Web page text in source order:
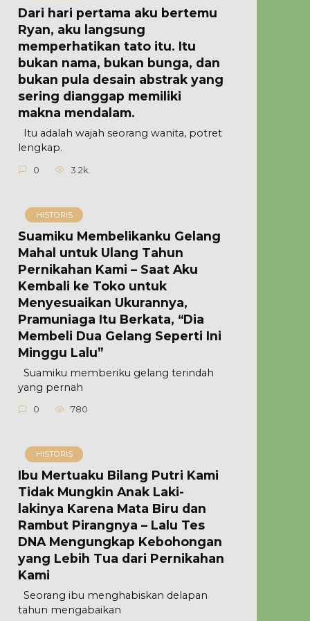
Dari hari pertama aku bertemu
Ryan, aku langsung
memperhatikan tato itu. Itu
bukan nama, bukan bunga, dan
bukan pula desain abstrak yang
sering dianggap memiliki
makna mendalam.
Itu adalah wajah seorang wanita, potret
lengkap.
0 3.2k.
HISTORIS
Suamiku Membelikanku Gelang
Mahal untuk Ulang Tahun
Pernikahan Kami – Saat Aku
Kembali ke Toko untuk
Menyesuaikan Ukurannya,
Pramuniaga Itu Berkata, “Dia
Membeli Dua Gelang Seperti Ini
Minggu Lalu”
Suamiku memberiku gelang terindah
yang pernah
0 780
HISTORIS
Ibu Mertuaku Bilang Putri Kami
Tidak Mungkin Anak Laki-
lakinya Karena Mata Biru dan
Rambut Pirangnya – Lalu Tes
DNA Mengungkap Kebohongan
yang Lebih Tua dari Pernikahan
Kami
Seorang ibu menghabiskan delapan
tahun mengabaikan